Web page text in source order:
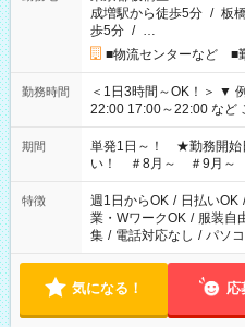
成増駅から徒歩5分 / 板
歩5分 / …
■物流センターなど ■
勤務時間
＜1日3時間～OK！＞ ▼ 例えば… ▼ 15:00～18:00 15:00～
22:00 17:00～22:00 など こちら以外の時間もお気軽にご相談く
ださい！
期間
単発1日～！ ★勤務開始
い！ ＃8月～ ＃9月～
特徴 週1日からOK / 日払いOK /
業・WワークOK / 服装自
集 / 電話対応なし / パソ
気になる！ 応